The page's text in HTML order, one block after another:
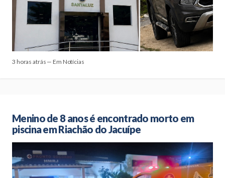
3 horas atrás — Em Notícias
Menino de 8 anos é encontrado morto em
piscina em Riachão do Jacuípe